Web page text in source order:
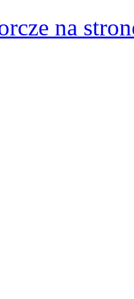
na